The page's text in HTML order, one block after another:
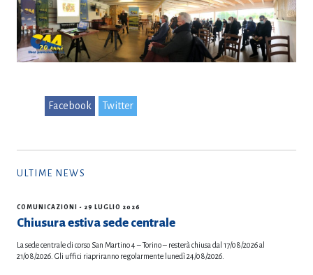
Facebook Twitter
ULTIME NEWS
COMUNICAZIONI - 29 LUGLIO 2026
Chiusura estiva sede centrale
La sede centrale di corso San Martino 4 – Torino – resterà chiusa dal 17/08/2026 al
21/08/2026. Gli uffici riapriranno regolarmente lunedì 24/08/2026.